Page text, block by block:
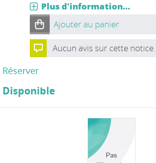
Plus d'information...
Ajouter au panier
Aucun avis sur cette notice.
Réserver
Disponible